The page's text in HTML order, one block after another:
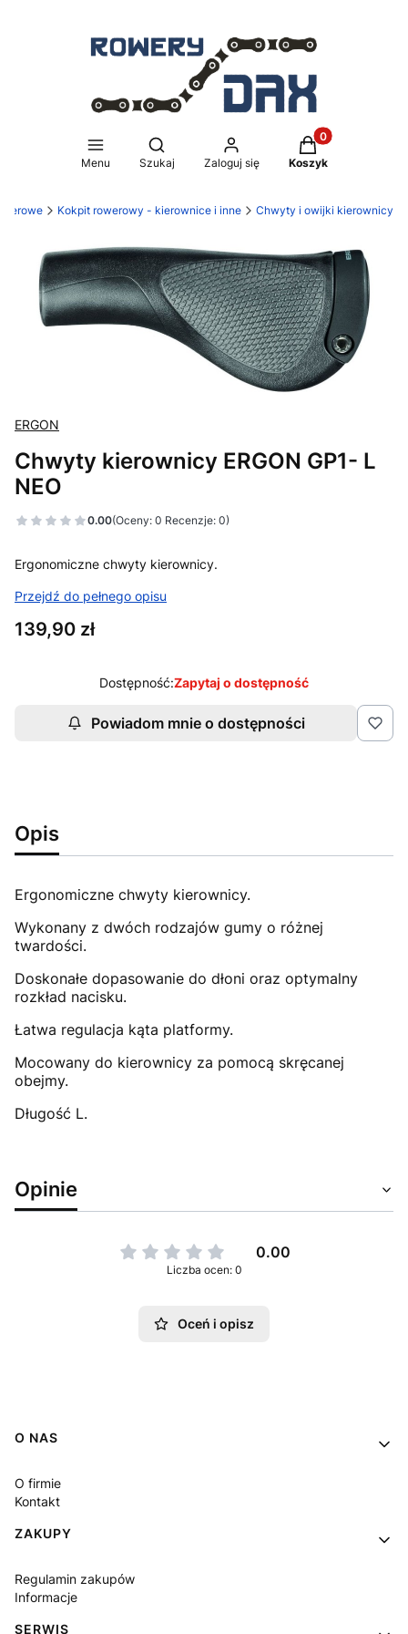
Menu
Otwórz wyszukiwarkę
Szukaj Zaloguj się
Produkty w
Koszyk
Kokpit rowerowy - kierownice i inne Chwyty i owijki kierownicy
ERGON
Chwyty kierownicy ERGON GP1- L
NEO
0.00(Oceny: 0 Recenzje: 0)
Ergonomiczne chwyty kierownicy.
Przejdź do pełnego opisu
Cena
139,90 zł
Dostępność:Zapytaj o dostępność
Powiadom mnie o dostępności
Opis
Ergonomiczne chwyty kierownicy.
Wykonany z dwóch rodzajów gumy o różnej
twardości.
Doskonałe dopasowanie do dłoni oraz optymalny
rozkład nacisku.
Łatwa regulacja kąta platformy.
Mocowany do kierownicy za pomocą skręcanej
obejmy.
Długość L.
Opinie
0.00
Liczba ocen: 0
Oceń i opisz
Linki w stopce
O NAS
O firmie
Kontakt
ZAKUPY
Regulamin zakupów
Informacje
SERWIS